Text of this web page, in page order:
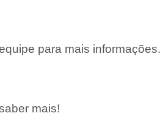
para mais informações.
mais!